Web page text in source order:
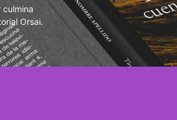
culmina
Orsai.